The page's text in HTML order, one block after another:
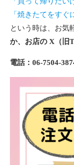
「焼きたてをすぐ
という時は、お気
か、お店の X（旧
電話：06-7504-